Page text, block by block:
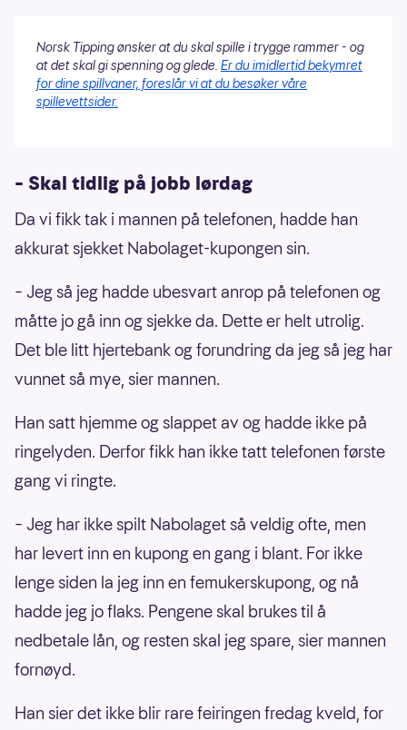
Norsk Tipping ønsker at du skal spille i trygge rammer - og
at det skal gi spenning og glede. Er du imidlertid bekymret
for dine spillvaner, foreslår vi at du besøker våre
spillevettsider.
– Skal tidlig på jobb lørdag
Da vi fikk tak i mannen på telefonen, hadde han
akkurat sjekket Nabolaget-kupongen sin.
– Jeg så jeg hadde ubesvart anrop på telefonen og
måtte jo gå inn og sjekke da. Dette er helt utrolig.
Det ble litt hjertebank og forundring da jeg så jeg har
vunnet så mye, sier mannen.
Han satt hjemme og slappet av og hadde ikke på
ringelyden. Derfor fikk han ikke tatt telefonen første
gang vi ringte.
– Jeg har ikke spilt Nabolaget så veldig ofte, men
har levert inn en kupong en gang i blant. For ikke
lenge siden la jeg inn en femukerskupong, og nå
hadde jeg jo flaks. Pengene skal brukes til å
nedbetale lån, og resten skal jeg spare, sier mannen
fornøyd.
Han sier det ikke blir rare feiringen fredag kveld, for